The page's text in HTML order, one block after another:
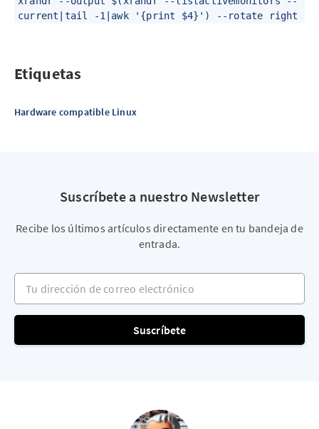
current|tail -1|awk '{print $4}') --rotate right
Etiquetas
Hardware compatible Linux
Suscríbete a nuestro Newsletter
Recibe los últimos artículos directamente en tu bandeja de
entrada.
Tu dirección de correo electrónico
Suscríbete